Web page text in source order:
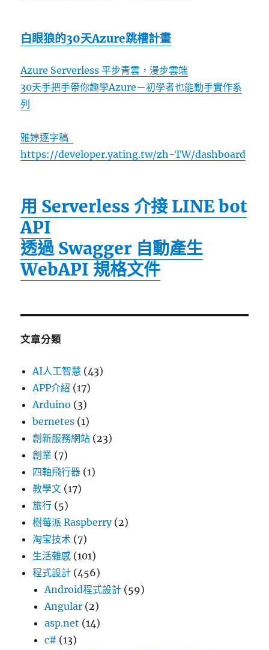
白眼狼的30天Azure跳槽計畫
Azure Serverless 平步青雲，漫步雲端
30天手把手帶你趣學Azure－初學者也能動手實作系
列
雅婷逐字稿
https://developer.yating.tw/zh-TW/dashboard
用 Serverless 介接 LINE bot
API
透過 Swagger 自動產生
WebAPI 規格文件
文章分類
AI人工智慧 (43)
APP介紹 (17)
Arduino (3)
bernetes (1)
創新服務網站 (23)
創業 (7)
四軸飛行器 (1)
教學文 (17)
旅行 (5)
樹莓派 Raspberry(2)
淘宝技术 (7)
生活雜感 (101)
程式設計 (456)
Android程式設計 (59)
Angular (2)
asp.net (14)
c# (13)